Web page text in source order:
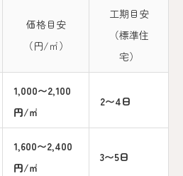
価格目安
（円/㎡）
工期目安
（標準住
宅）
1,000〜2,100
円/㎡
2〜4日
1,600〜2,400
円/㎡
3〜5日